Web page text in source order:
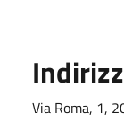
Via Roma, 1,